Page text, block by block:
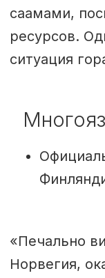
саамами,
ресурсов.
ситуация
Права
законом.
«Печально
Норвегия,